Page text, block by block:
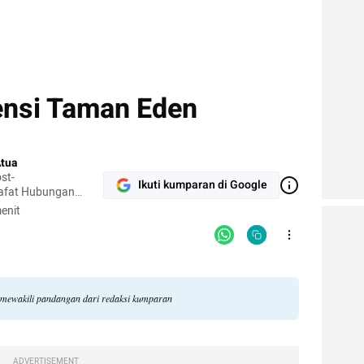
Taman Eden
Hubungan
Ikuti kumparan di Google
pandangan dari redaksi kumparan
ADVERTISEMENT